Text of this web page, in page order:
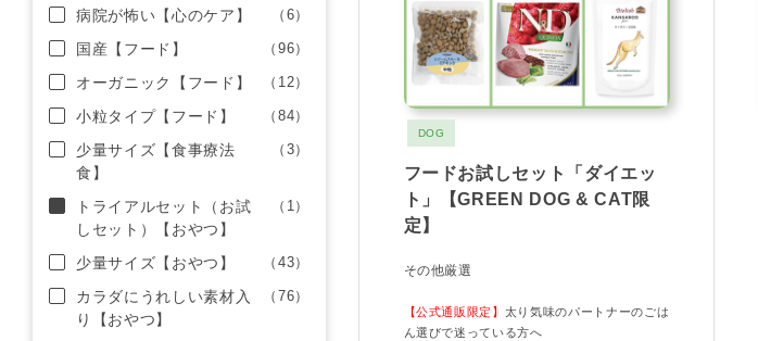
DOG
フードお試しセット「ダイエッ
ト」【GREEN DOG & CAT限
定】
その他厳選
【公式通販限定】 太り気味のパートナーのごは
ん選びで迷っている方へ
病院が怖い【心のケア】 （6）
国産【フード】 （96）
オーガニック【フード】 （12）
小粒タイプ【フード】 （84）
少量サイズ【食事療法
食】
（3）
トライアルセット（お試
しセット）【おやつ】
（1）
少量サイズ【おやつ】 （43）
カラダにうれしい素材入
り【おやつ】
（76）